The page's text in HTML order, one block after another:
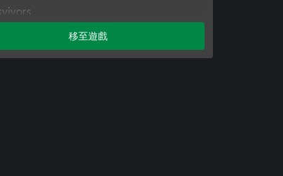
移至遊戲